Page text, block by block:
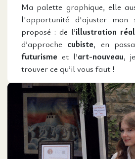
Ma palette graphique, elle
l'opportunité d'ajuster mon
proposé : de l’illustration
d’approche cubiste, en
futurisme et l’art-nouveau,
trouver ce qu’il vous faut !